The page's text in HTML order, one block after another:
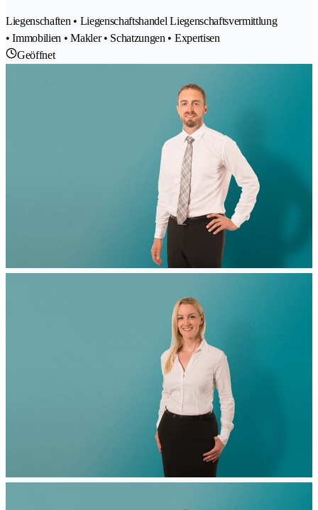
Liegenschaften • Liegenschaftshandel Liegenschaftsvermittlung
• Immobilien • Makler • Schatzungen • Expertisen
Geöffnet